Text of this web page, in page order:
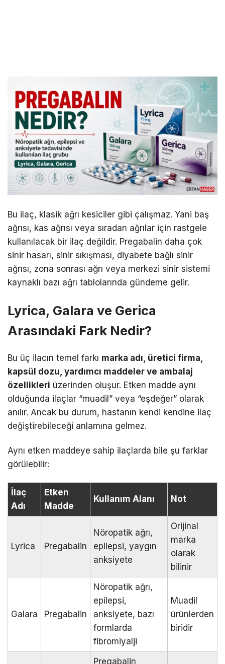
Bu ilaç, klasik ağrı kesiciler gibi çalışmaz. Yani baş
ağrısı, kas ağrısı veya sıradan ağrılar için rastgele
kullanılacak bir ilaç değildir. Pregabalin daha çok
sinir hasarı, sinir sıkışması, diyabete bağlı sinir
ağrısı, zona sonrası ağrı veya merkezi sinir sistemi
kaynaklı bazı ağrı tablolarında gündeme gelir.
Lyrica, Galara ve Gerica
Arasındaki Fark Nedir?
Bu üç ilacın temel farkı marka adı, üretici firma,
kapsül dozu, yardımcı maddeler ve ambalaj
özellikleri üzerinden oluşur. Etken madde aynı
olduğunda ilaçlar “muadil” veya “eşdeğer” olarak
anılır. Ancak bu durum, hastanın kendi kendine ilaç
değiştirebileceği anlamına gelmez.
Aynı etken maddeye sahip ilaçlarda bile şu farklar
görülebilir:
İlaç
Adı
Etken
Madde
Kullanım Alanı Not
Lyrica Pregabalin
Nöropatik ağrı,
epilepsi, yaygın
anksiyete
Orijinal
marka
olarak
bilinir
Galara Pregabalin
Nöropatik ağrı,
epilepsi,
anksiyete, bazı
formlarda
fibromiyalji
Muadil
ürünlerden
biridir
Pregabalin